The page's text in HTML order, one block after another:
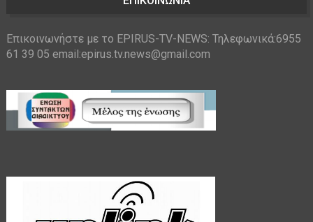
Επικοινωνήστε με το EPIRUS-TV-NEWS: Τηλεφωνικά:6955
61 39 05 email:epirus.tv.news@gmail.com